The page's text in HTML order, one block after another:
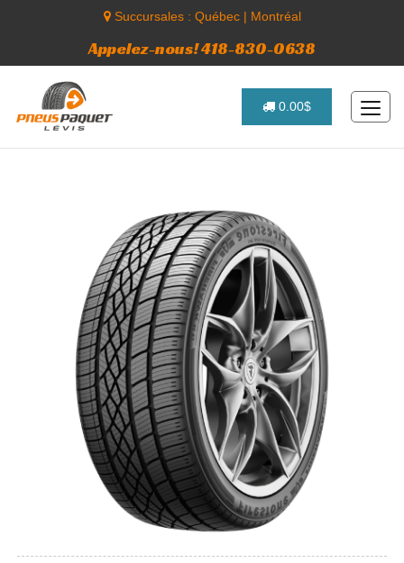
Succursales : Québec| Montréal
Appelez-nous! 418-830-0638
0.00$